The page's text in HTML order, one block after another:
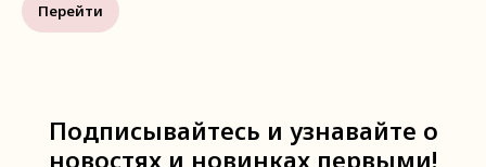
Перейти
Подписывайтесь и узнавайте о
новостях и новинках первыми!